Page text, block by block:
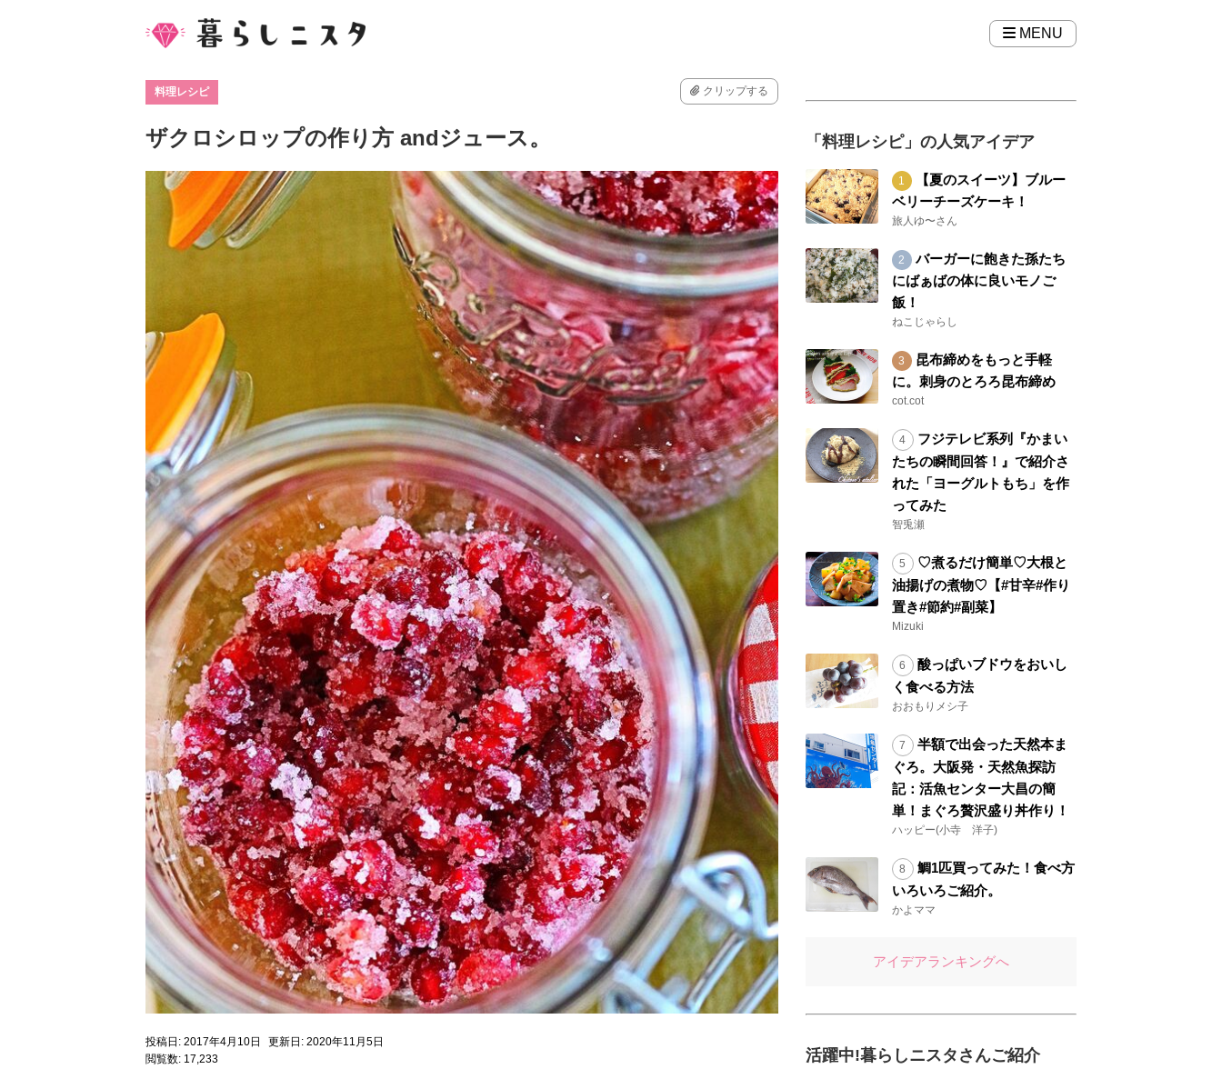
MENU
料理レシピ クリップする
ザクロシロップの作り方 andジュース。
投稿日: 2017年4月10日
更新日: 2020年11月5日
閲覧数: 17,233
「料理レシピ」の人気アイデア
【夏のスイーツ】ブルー
ベリーチーズケーキ！
旅人ゆ〜さん
バーガーに飽きた孫たち
にばぁばの体に良いモノご
飯！
ねこじゃらし
昆布締めをもっと手軽
に。刺身のとろろ昆布締め
cot.cot
フジテレビ系列『かまい
たちの瞬間回答！』で紹介さ
れた「ヨーグルトもち」を作
ってみた
智兎瀬
♡煮るだけ簡単♡大根と
油揚げの煮物♡【#甘辛#作り
置き#節約#副菜】
Mizuki
酸っぱいブドウをおいし
く食べる方法
おおもりメシ子
半額で出会った天然本ま
ぐろ。大阪発・天然魚探訪
記：活魚センター大昌の簡
単！まぐろ贅沢盛り丼作り！
ハッピー(小寺 洋子)
鯛1匹買ってみた！食べ方
いろいろご紹介。
かよママ
アイデアランキングへ
活躍中!暮らしニスタさんご紹介